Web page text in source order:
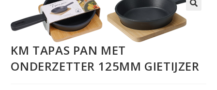
KM TAPAS PAN MET
ONDERZETTER 125MM GIETIJZER